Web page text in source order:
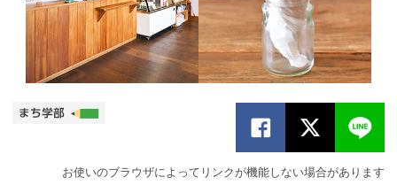
お使いのブラウザによってリンクが機能しない場合があります